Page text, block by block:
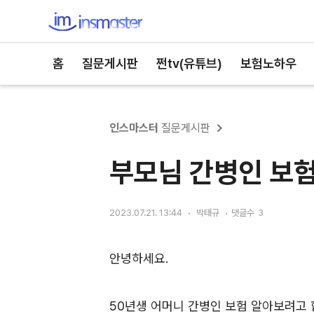
홈 질문게시판 쩐tv(유튜브) 보험노하우
인스마스터 질문게시판
부모님 간병인 보
2023.07.21. 13:44 박태규 댓글수 3
안녕하세요.
50년생 어머니 간병인 보험 알아보려고